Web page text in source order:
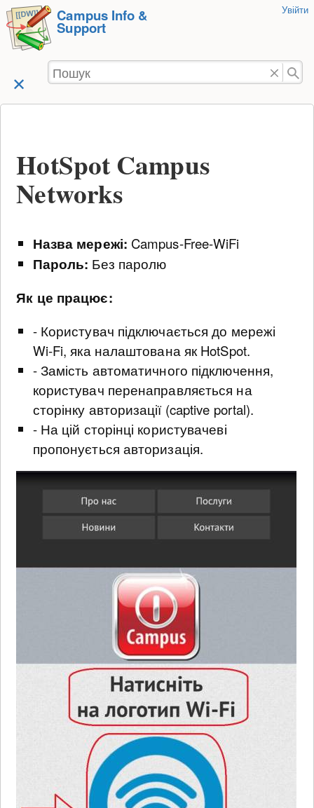
Перейти
до
змісту
Campus Info &
Support
Увійти
HotSpot Campus
Networks
Назва мережі: Campus-Free-WiFi
Пароль: Без паролю
Як це працює:
- Користувач підключається до мережі
Wi-Fi, яка налаштована як HotSpot.
- Замість автоматичного підключення,
користувач перенаправляється на
сторінку авторизації (captive portal).
- На цій сторінці користувачеві
пропонується авторизація.